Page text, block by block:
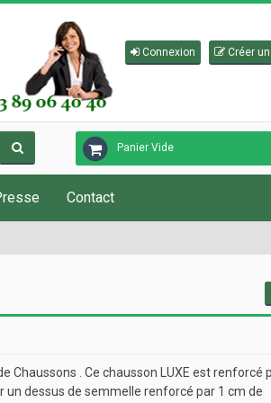
Connexion Créer
Panier Vide
Contact
Chaussons . Ce chausson LUXE est renforcé
un dessus de semmelle renforcé par 1 cm de